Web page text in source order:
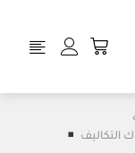
Cart
التكاليف